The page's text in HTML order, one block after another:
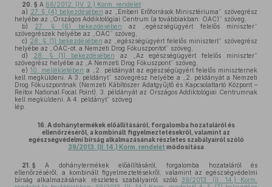
20. § A 66/2012. (IV. 2.) Korm. rendelet
a) 27. § (4) bekezdésében az „Emberi Erőforrások Minisztériuma” szövegrész
helyébe az „Országos Addiktológiai Centrum (a továbbiakban: OAC)” szöveg,
b)
27. § (6) bekezdésében az „egészségügyért felelős miniszter”
szövegrészek helyébe az „OAC” szöveg,
c) 28. § (1) bekezdésében az „egészségügyért felelős minisztert” szövegrész
helyébe az „OAC-ot, a Nemzeti Drog Fókuszpontot” szöveg,
d)
28. § (1) bekezdésében az „Az egészségügyért felelős miniszter”
szövegrész helyébe az „A Nemzeti Drog Fókuszpont” szöveg,
e) 10. mellékletében a „2. példányát az egészségügyért felelős miniszternek
kell megküldeni. A 3. példányt” szövegrész helyébe a „2. példányát a Nemzeti
Drog Fókuszpontnak (Nemzeti Kábítószer Adatgyűjtő és Kapcsolattartó Központ –
Reitox National Focal Point), 3. példányát az Országos Addiktológiai Centrumnak
kell megküldeni. A 4. példányt” szöveg
lép.
16. A dohánytermékek előállításáról, forgalomba hozataláról és
ellenőrzéséről, a kombinált figyelmeztetésekről, valamint az
egészségvédelmi bírság alkalmazásának részletes szabályairól szóló
39/2013. (II. 14.) Korm. rendelet módosítása
21. § A dohánytermékek előállításáról, forgalomba hozataláról és
ellenőrzéséről, a kombinált figyelmeztetésekről, valamint az egészségvédelmi
bírság alkalmazásának részletes szabályairól szóló 39/2013. (II. 14.) Korm.